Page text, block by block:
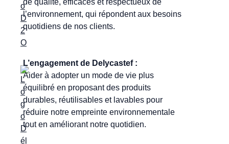
de qualité, efficaces et respectueux de
l’environnement, qui répondent aux besoins
quotidiens de nos clients.
L’engagement de Delycastef :
Aider à adopter un mode de vie plus
équilibré en proposant des produits
durables, réutilisables et lavables pour
réduire notre empreinte environnementale
tout en améliorant notre quotidien.